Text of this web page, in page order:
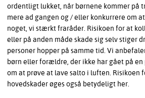
ordentligt lukket, når børnene kommer på
mere ad gangen og / eller konkurrere om
noget, vi stærkt fraråder. Risikoen for at
eller på anden måde skade sig selv stiger
personer hopper på samme tid. Vi
børn eller forældre, der ikke har gået på
om at prøve at lave salto i luften. Risikoen
hovedskader øges også betydeligt her.